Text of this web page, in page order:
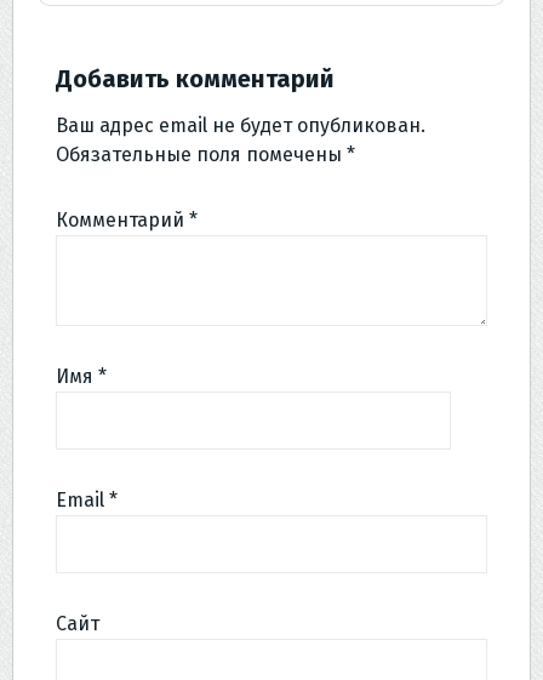
Добавить комментарий
Ваш адрес email не будет опубликован.
Обязательные поля помечены *
Комментарий *
Имя *
Email *
Сайт